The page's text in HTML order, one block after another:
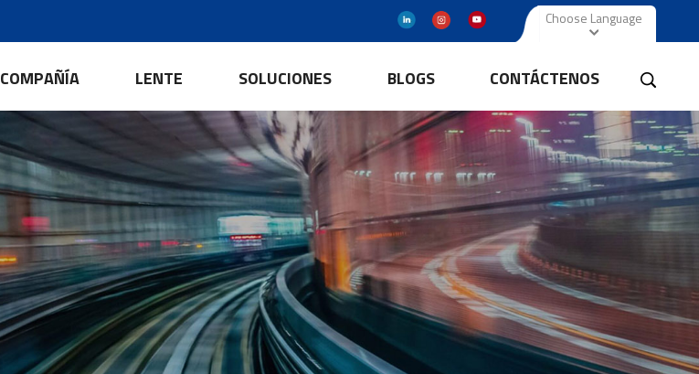
Choose Language
COMPAÑÍA LENTE SOLUCIONES BLOGS CONTÁCTENOS